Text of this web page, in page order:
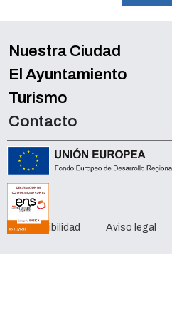
Nuestra Ciudad
El Ayuntamiento
Turismo
Contacto
Accesibilidad Aviso legal